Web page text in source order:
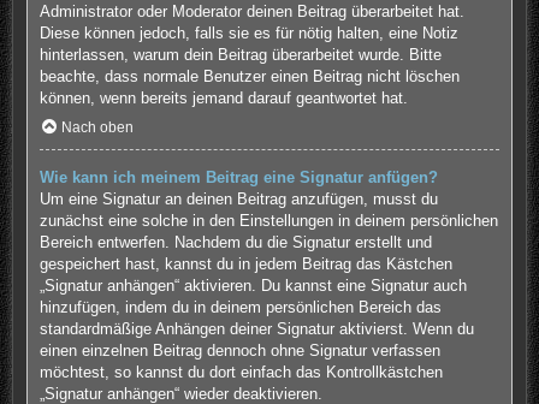
Administrator oder Moderator deinen Beitrag überarbeitet hat.
Diese können jedoch, falls sie es für nötig halten, eine Notiz
hinterlassen, warum dein Beitrag überarbeitet wurde. Bitte
beachte, dass normale Benutzer einen Beitrag nicht löschen
können, wenn bereits jemand darauf geantwortet hat.
Nach oben
Wie kann ich meinem Beitrag eine Signatur anfügen?
Um eine Signatur an deinen Beitrag anzufügen, musst du
zunächst eine solche in den Einstellungen in deinem persönlichen
Bereich entwerfen. Nachdem du die Signatur erstellt und
gespeichert hast, kannst du in jedem Beitrag das Kästchen
„Signatur anhängen“ aktivieren. Du kannst eine Signatur auch
hinzufügen, indem du in deinem persönlichen Bereich das
standardmäßige Anhängen deiner Signatur aktivierst. Wenn du
einen einzelnen Beitrag dennoch ohne Signatur verfassen
möchtest, so kannst du dort einfach das Kontrollkästchen
„Signatur anhängen“ wieder deaktivieren.